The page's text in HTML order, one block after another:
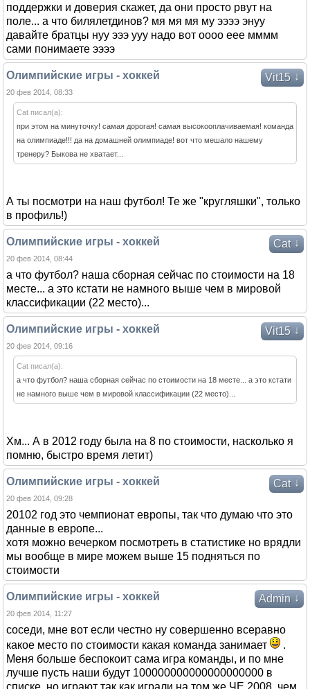
поддержки и доверия скажет, да они просто рвут на
поле... а что билялетдинов? мя мя мя му ээээ энуу
давайте братцы нуу эээ ууу надо вот оооо еее мммм
сами понимаете ээээ
Vit15 ↓
Олимпийские игры - хоккей
20 фев 2014, 08:33
Cat писал(а):
при этом на минуточку! самая дорогая! самая высокооплачиваемая! команда
на олимпиаде!!! да на домашней олимпиаде! вот что мешало нашему
тренеру? Быкова не хватает...
А ты посмотри на наш футбол! Те же "кругляшки", только
в профиль!)
Cat ↓
Олимпийские игры - хоккей
20 фев 2014, 08:44
а что футбол? наша сборная сейчас по стоимости на 18
месте... а это кстати не намного выше чем в мировой
классификации (22 место)...
Vit15 ↓
Олимпийские игры - хоккей
20 фев 2014, 09:16
Cat писал(а):
а что футбол? наша сборная сейчас по стоимости на 18 месте... а это кстати
не намного выше чем в мировой классификации (22 место)...
Хм... А в 2012 году была на 8 по стоимости, насколько я
помню, быстро время летит)
Cat ↓
Олимпийские игры - хоккей
20 фев 2014, 09:28
20102 год это чемпионат европы, так что думаю что это
данные в европе...
хотя можно вечерком посмотреть в статистике но врядли
мы вообще в мире можем выше 15 подняться по
стоимости
Admin ↓
Олимпийские игры - хоккей
20 фев 2014, 11:27
соседи, мне вот если честно ну совершенно всеравно
какое место по стоимости какая команда занимает
.
Меня больше беспокоит сама игра команды, и по мне
лучше пусть наши будут 100000000000000000000 в
списке, но играют так как играли на том же ЧЕ 2008, чем